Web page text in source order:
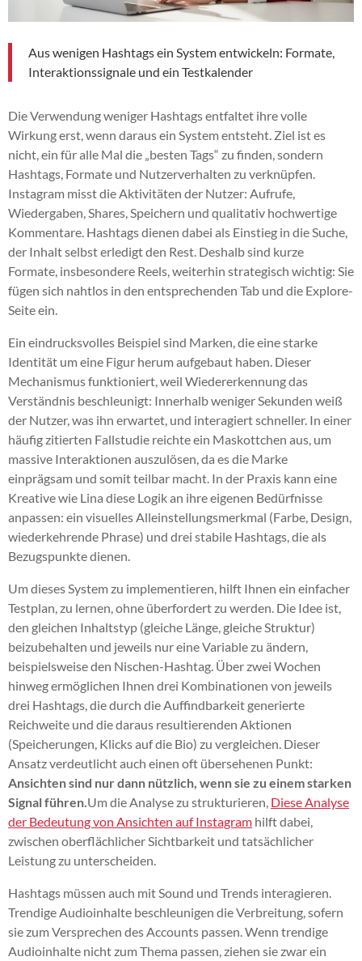
Aus wenigen Hashtags ein System entwickeln: Formate,
Interaktionssignale und ein Testkalender
Die Verwendung weniger Hashtags entfaltet ihre volle
Wirkung erst, wenn daraus ein System entsteht. Ziel ist es
nicht, ein für alle Mal die „besten Tags“ zu finden, sondern
Hashtags, Formate und Nutzerverhalten zu verknüpfen.
Instagram misst die Aktivitäten der Nutzer: Aufrufe,
Wiedergaben, Shares, Speichern und qualitativ hochwertige
Kommentare. Hashtags dienen dabei als Einstieg in die Suche,
der Inhalt selbst erledigt den Rest. Deshalb sind kurze
Formate, insbesondere Reels, weiterhin strategisch wichtig: Sie
fügen sich nahtlos in den entsprechenden Tab und die Explore-
Seite ein.
Ein eindrucksvolles Beispiel sind Marken, die eine starke
Identität um eine Figur herum aufgebaut haben. Dieser
Mechanismus funktioniert, weil Wiedererkennung das
Verständnis beschleunigt: Innerhalb weniger Sekunden weiß
der Nutzer, was ihn erwartet, und interagiert schneller. In einer
häufig zitierten Fallstudie reichte ein Maskottchen aus, um
massive Interaktionen auszulösen, da es die Marke
einprägsam und somit teilbar macht. In der Praxis kann eine
Kreative wie Lina diese Logik an ihre eigenen Bedürfnisse
anpassen: ein visuelles Alleinstellungsmerkmal (Farbe, Design,
wiederkehrende Phrase) und drei stabile Hashtags, die als
Bezugspunkte dienen.
Um dieses System zu implementieren, hilft Ihnen ein einfacher
Testplan, zu lernen, ohne überfordert zu werden. Die Idee ist,
den gleichen Inhaltstyp (gleiche Länge, gleiche Struktur)
beizubehalten und jeweils nur eine Variable zu ändern,
beispielsweise den Nischen-Hashtag. Über zwei Wochen
hinweg ermöglichen Ihnen drei Kombinationen von jeweils
drei Hashtags, die durch die Auffindbarkeit generierte
Reichweite und die daraus resultierenden Aktionen
(Speicherungen, Klicks auf die Bio) zu vergleichen. Dieser
Ansatz verdeutlicht auch einen oft übersehenen Punkt:
Ansichten sind nur dann nützlich, wenn sie zu einem starken
Signal führen.Um die Analyse zu strukturieren, Diese Analyse
der Bedeutung von Ansichten auf Instagram hilft dabei,
zwischen oberflächlicher Sichtbarkeit und tatsächlicher
Leistung zu unterscheiden.
Hashtags müssen auch mit Sound und Trends interagieren.
Trendige Audioinhalte beschleunigen die Verbreitung, sofern
sie zum Versprechen des Accounts passen. Wenn trendige
Audioinhalte nicht zum Thema passen, ziehen sie zwar ein